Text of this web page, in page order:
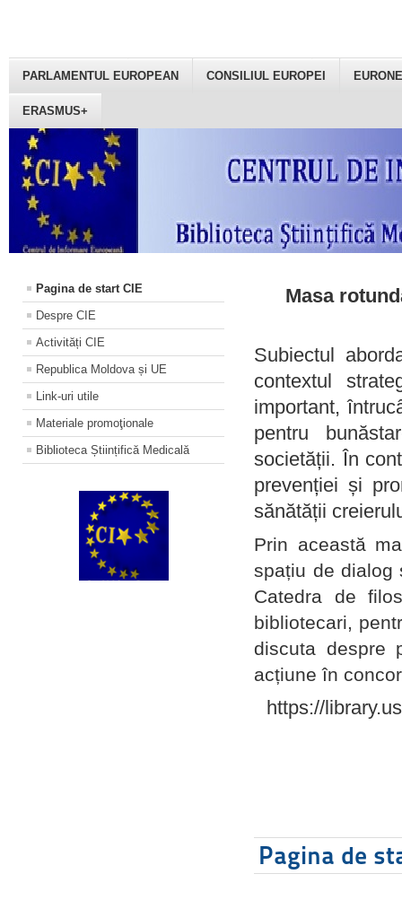
PARLAMENTUL EUROPEAN CONSILIUL EUROPEI
ERASMUS+
Pagina de start CIE
Despre CIE
Activități CIE
Republica Moldova și UE
Link-uri utile
Materiale promoţionale
Biblioteca Științifică Medicală
Masa
Subiectul
contextul
important,
pentru
societății. În
prevenției și
sănătății
Prin această
spațiu de dialog
Catedra de
bibliotecari,
discuta despre
acțiune în
https://
Pagina de